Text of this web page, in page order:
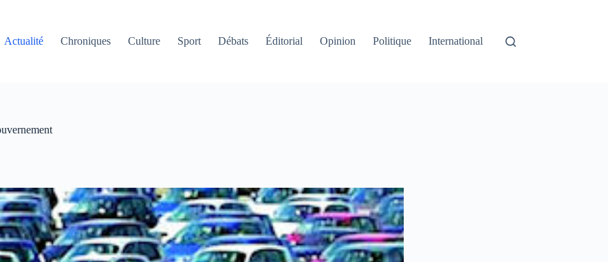
Actualité
Chroniques Culture Sport Débats Éditorial Opinion Politique International